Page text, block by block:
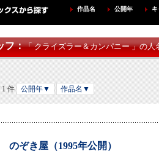
作品名 公開年
フ：「 クライズラー＆カンパニー 」の人
1 件 公開年▼ 作品名▼
のぞき屋（1995年公開）